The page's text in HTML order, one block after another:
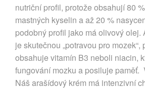
nutriční profil, protože obsahují 80
mastných kyselin a až 20 %
podobný profil jako má olivový olej.
je skutečnou „potravou pro mozek“,
obsahuje vitamín B3 neboli niacin,
fungování mozku a posiluje paměť.
Náš arašídový krém má intenzivní